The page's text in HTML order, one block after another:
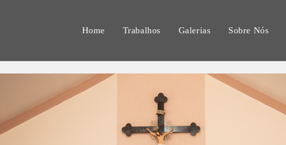
Home Trabalhos Galerias Sobre Nós